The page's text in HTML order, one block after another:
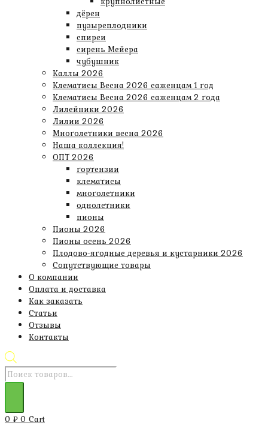
дёрен
пузыреплодники
спиреи
сирень Мейера
чубушник
Каллы 2026
Клематисы Весна 2026 саженцам 1 год
Клематисы Весна 2026 саженцам 2 года
Лилейники 2026
Лилии 2026
Многолетники весна 2026
Наша коллекция!
ОПТ 2026
гортензии
клематисы
многолетники
однолетники
пионы
Пионы 2026
Пионы осень 2026
Плодово-ягодные деревья и кустарники 2026
Сопутствующие товары
О компании
Оплата и доставка
Как заказать
Статьи
Отзывы
Контакты
Поиск
товаров
0 ₽ 0 Cart